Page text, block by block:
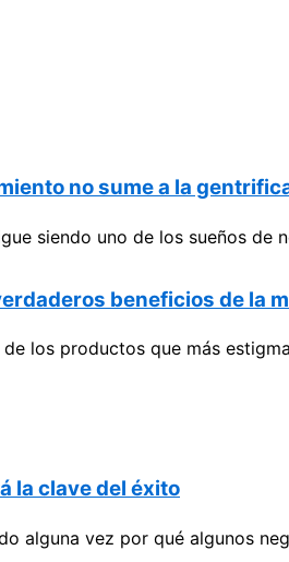
no sume a la
siendo uno de los sueños de
beneficios de la
de los productos que más
la clave del éxito
alguna vez por qué algunos